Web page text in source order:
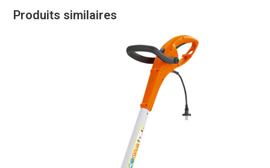
Produits similaires